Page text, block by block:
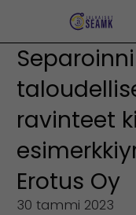
ravinteet
Erotus Oy
30 tammi 2023